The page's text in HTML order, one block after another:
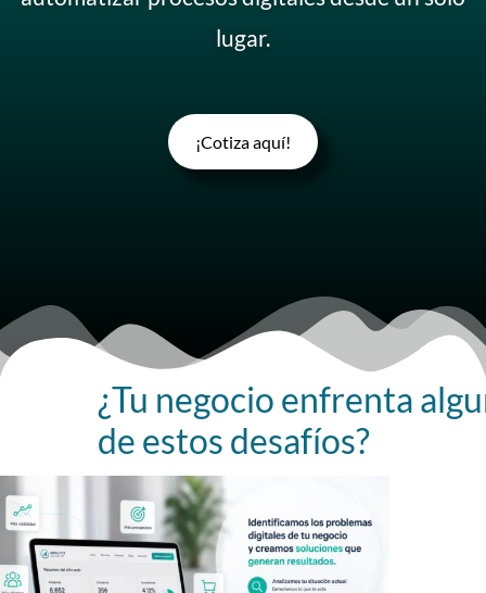
lugar.
¡Cotiza aquí!
¿Tu negocio enfrenta
de estos desafíos?